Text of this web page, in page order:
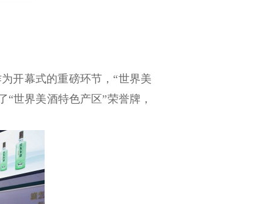
开幕式的重磅环节，“世界美
世界美酒特色产区”荣誉牌，